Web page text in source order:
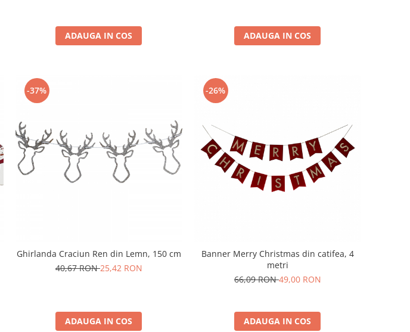
ADAUGA IN COS ADAUGA IN COS
-37%
Ghirlanda Craciun Ren din Lemn, 150 cm
40,67 RON25,42 RON
ADAUGA IN COS
-26%
Banner Merry Christmas din catifea, 4
metri
66,09 RON49,00 RON
ADAUGA IN COS